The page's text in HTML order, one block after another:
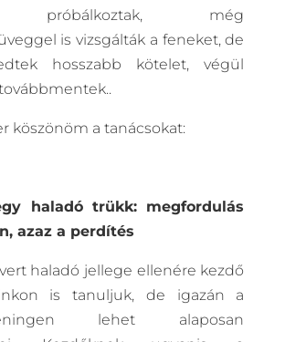
próbálkoztak, még
is vizsgálták a feneket, de
hosszabb kötelet, végül
köszönöm a tanácsokat:
haladó trükk: megfordulás
azaz a perdítés
haladó jellege ellenére kezdő
is tanuljuk, de igazán a
lehet alaposan